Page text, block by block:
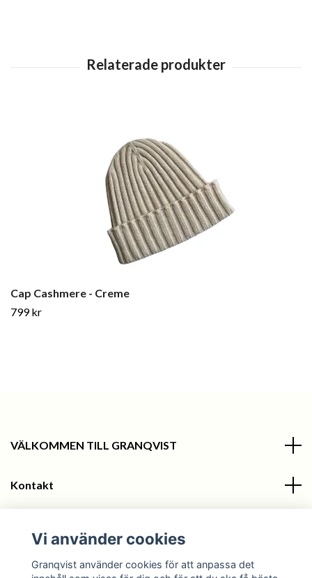
Cap Cashmere - Creme
799 kr
VÄLKOMMEN TILL GRANQVIST
Kontakt
Sociala medier
Vi använder cookies
Granqvist använder cookies för att anpassa det